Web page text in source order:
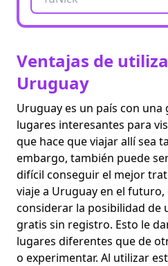
Ventajas de
Uruguay
Uruguay es un país con una
lugares interesantes para
que hace que viajar allí sea
embargo, también puede
difícil conseguir el mejor
viaje a Uruguay en el
considerar la posibilidad de
gratis sin registro. Esto le
lugares diferentes que de
o experimentar. Al utilizar